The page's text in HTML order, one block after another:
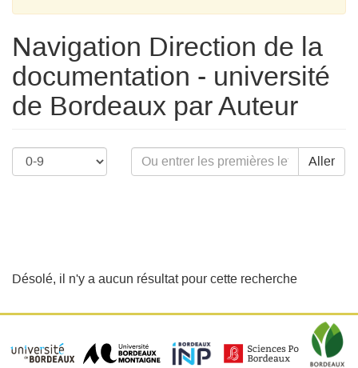
Navigation Direction de la
documentation - université
de Bordeaux par Auteur
Aller
Désolé, il n'y a aucun résultat pour cette recherche